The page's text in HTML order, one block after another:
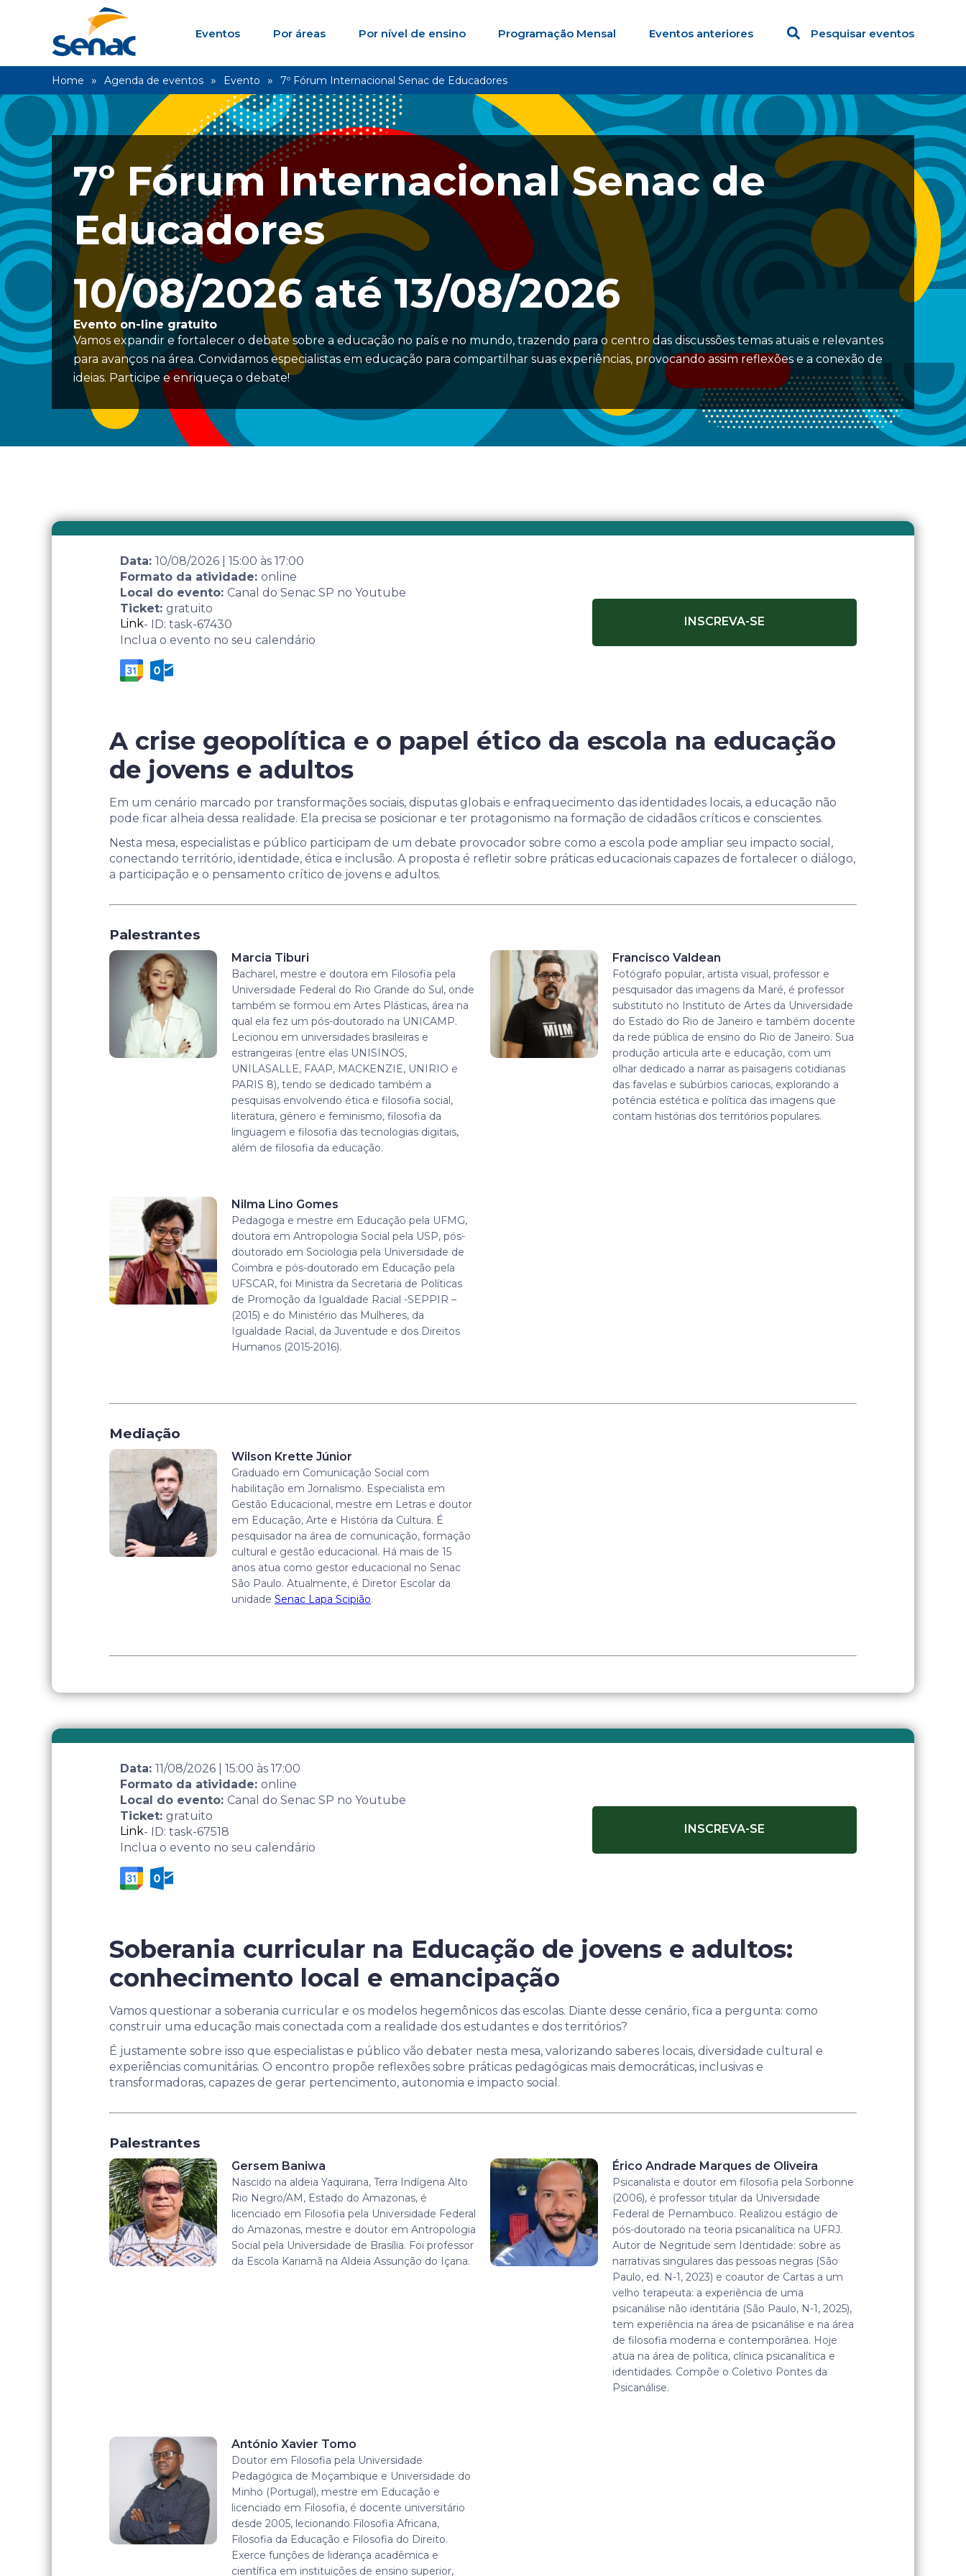
Eventos Por áreas Por nível de ensino Programação Mensal Eventos anteriores Pesquisar eventos
Home Agenda de eventos Evento 7º Fórum Internacional Senac de Educadores
7º Fórum Internacional Senac de
Educadores
10/08/2026 até 13/08/2026
Evento on-line gratuito
Vamos expandir e fortalecer o debate sobre a educação no país e no mundo, trazendo para o centro das discussões temas atuais e relevantes
para avanços na área. Convidamos especialistas em educação para compartilhar suas experiências, provocando assim reflexões e a conexão de
ideias. Participe e enriqueça o debate!
Data: 10/08/2026 15:00 às 17:00
Formato da atividade: online
Local do evento: Canal do Senac SP no Youtube
Ticket: gratuito
Link- ID: task-67430
Inclua o evento no seu calendário
INSCREVA-SE
A crise geopolítica e o papel ético da escola na educação
de jovens e adultos
Em um cenário marcado por transformações sociais, disputas globais e enfraquecimento das identidades locais, a educação não
pode ficar alheia dessa realidade. Ela precisa se posicionar e ter protagonismo na formação de cidadãos críticos e conscientes.
Nesta mesa, especialistas e público participam de um debate provocador sobre como a escola pode ampliar seu impacto social,
conectando território, identidade, ética e inclusão. A proposta é refletir sobre práticas educacionais capazes de fortalecer o diálogo,
a participação e o pensamento crítico de jovens e adultos.
Palestrantes
Marcia Tiburi
Bacharel, mestre e doutora em Filosofia pela
Universidade Federal do Rio Grande do Sul, onde
também se formou em Artes Plásticas, área na
qual ela fez um pós-doutorado na UNICAMP.
Lecionou em universidades brasileiras e
estrangeiras (entre elas UNISINOS,
UNILASALLE, FAAP, MACKENZIE, UNIRIO e
PARIS 8), tendo se dedicado também a
pesquisas envolvendo ética e filosofia social,
literatura, gênero e feminismo, filosofia da
linguagem e filosofia das tecnologias digitais,
além de filosofia da educação.
Francisco Valdean
Fotógrafo popular, artista visual, professor e
pesquisador das imagens da Maré, é professor
substituto no Instituto de Artes da Universidade
do Estado do Rio de Janeiro e também docente
da rede pública de ensino do Rio de Janeiro. Sua
produção articula arte e educação, com um
olhar dedicado a narrar as paisagens cotidianas
das favelas e subúrbios cariocas, explorando a
potência estética e política das imagens que
contam histórias dos territórios populares.
Nilma Lino Gomes
Pedagoga e mestre em Educação pela UFMG,
doutora em Antropologia Social pela USP, pós-
doutorado em Sociologia pela Universidade de
Coimbra e pós-doutorado em Educação pela
UFSCAR, foi Ministra da Secretaria de Políticas
de Promoção da Igualdade Racial -SEPPIR –
(2015) e do Ministério das Mulheres, da
Igualdade Racial, da Juventude e dos Direitos
Humanos (2015-2016).
Mediação
Wilson Krette Júnior
Graduado em Comunicação Social com
habilitação em Jornalismo. Especialista em
Gestão Educacional, mestre em Letras e doutor
em Educação, Arte e História da Cultura. É
pesquisador na área de comunicação, formação
cultural e gestão educacional. Há mais de 15
anos atua como gestor educacional no Senac
São Paulo. Atualmente, é Diretor Escolar da
unidade Senac Lapa Scipião.
Data: 11/08/2026 15:00 às 17:00
Formato da atividade: online
Local do evento: Canal do Senac SP no Youtube
Ticket: gratuito
Link- ID: task-67518
Inclua o evento no seu calendário
INSCREVA-SE
Soberania curricular na Educação de jovens e adultos:
conhecimento local e emancipação
Vamos questionar a soberania curricular e os modelos hegemônicos das escolas. Diante desse cenário, fica a pergunta: como
construir uma educação mais conectada com a realidade dos estudantes e dos territórios?
É justamente sobre isso que especialistas e público vão debater nesta mesa, valorizando saberes locais, diversidade cultural e
experiências comunitárias. O encontro propõe reflexões sobre práticas pedagógicas mais democráticas, inclusivas e
transformadoras, capazes de gerar pertencimento, autonomia e impacto social.
Palestrantes
Gersem Baniwa
Nascido na aldeia Yaquirana, Terra Indígena Alto
Rio Negro/AM, Estado do Amazonas, é
licenciado em Filosofia pela Universidade Federal
do Amazonas, mestre e doutor em Antropologia
Social pela Universidade de Brasília. Foi professor
da Escola Kariamã na Aldeia Assunção do Içana.
Érico Andrade Marques de Oliveira
Psicanalista e doutor em filosofia pela Sorbonne
(2006), é professor titular da Universidade
Federal de Pernambuco. Realizou estágio de
pós-doutorado na teoria psicanalítica na UFRJ.
Autor de Negritude sem Identidade: sobre as
narrativas singulares das pessoas negras (São
Paulo, ed. N-1, 2023) e coautor de Cartas a um
velho terapeuta: a experiência de uma
psicanálise não identitária (São Paulo, N-1, 2025),
tem experiência na área de psicanálise e na área
de filosofia moderna e contemporânea. Hoje
atua na área de política, clínica psicanalítica e
identidades. Compõe o Coletivo Pontes da
Psicanálise.
António Xavier Tomo
Doutor em Filosofia pela Universidade
Pedagógica de Moçambique e Universidade do
Minho (Portugal), mestre em Educação e
licenciado em Filosofia, é docente universitário
desde 2005, lecionando Filosofia Africana,
Filosofia da Educação e Filosofia do Direito.
Exerce funções de liderança acadêmica e
científica em instituições de ensino superior,